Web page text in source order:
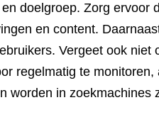
doelgroep. Zorg
en content.
Vergeet ook
regelmatig te
worden in zoekmachines